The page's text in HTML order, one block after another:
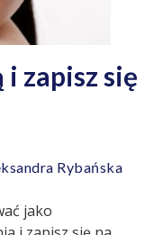
i zapisz się
Rybańska
jako